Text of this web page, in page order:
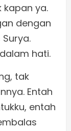
kapan ya.
dengan
hati.
tak
Entah
entah